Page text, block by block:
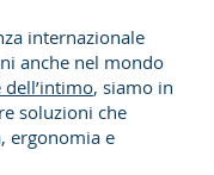
internazionale
anche nel mondo
dell’intimo, siamo in
soluzioni che
ergonomia e